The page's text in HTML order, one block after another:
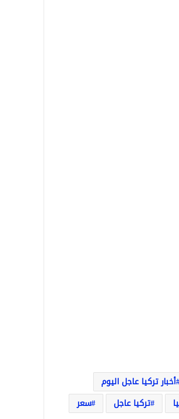
أخبار تركيا عاجل اليوم
تركيا عاجل
سعر